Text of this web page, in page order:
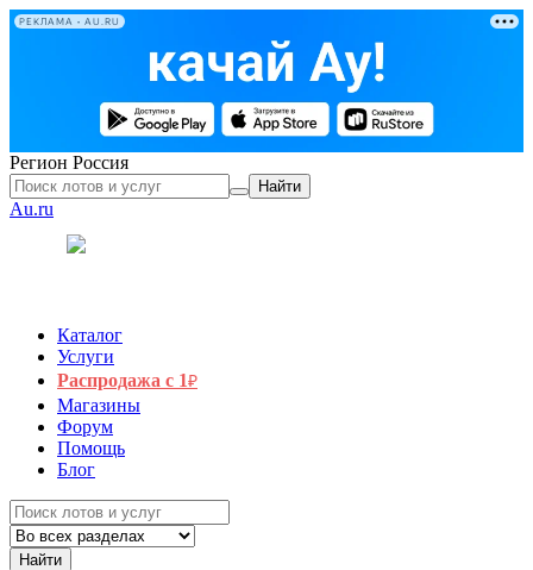
РЕКЛАМА • AU.RU
Регион Россия
Найти
Au.ru
Каталог
Услуги
Распродажа с 1₽
Магазины
Форум
Помощь
Блог
Найти